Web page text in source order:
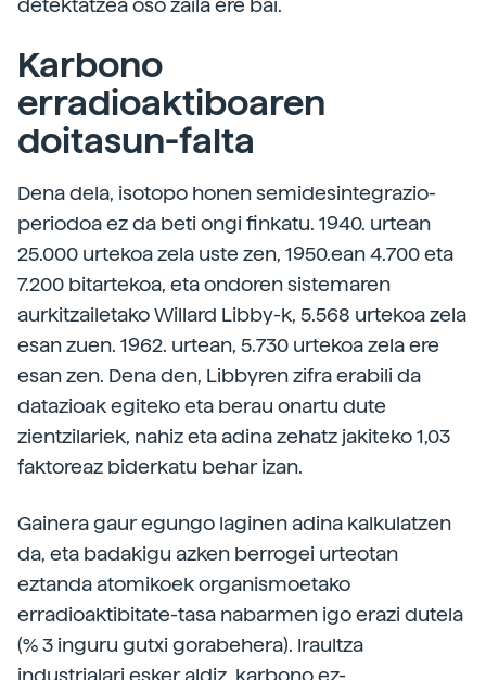
detektatzea oso zaila ere bai.
Karbono
erradioaktiboaren
doitasun-falta
Dena dela, isotopo honen semidesintegrazio-
periodoa ez da beti ongi finkatu. 1940. urtean
25.000 urtekoa zela uste zen, 1950.ean 4.700 eta
7.200 bitartekoa, eta ondoren sistemaren
aurkitzailetako Willard Libby-k, 5.568 urtekoa zela
esan zuen. 1962. urtean, 5.730 urtekoa zela ere
esan zen. Dena den, Libbyren zifra erabili da
datazioak egiteko eta berau onartu dute
zientzilariek, nahiz eta adina zehatz jakiteko 1,03
faktoreaz biderkatu behar izan.
Gainera gaur egungo laginen adina kalkulatzen
da, eta badakigu azken berrogei urteotan
eztanda atomikoek organismoetako
erradioaktibitate-tasa nabarmen igo erazi dutela
(% 3 inguru gutxi gorabehera). Iraultza
industrialari esker aldiz, karbono ez-